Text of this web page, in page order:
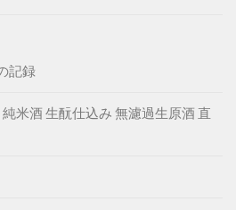
記録
純米酒 生酛仕込み 無濾過生原酒 直